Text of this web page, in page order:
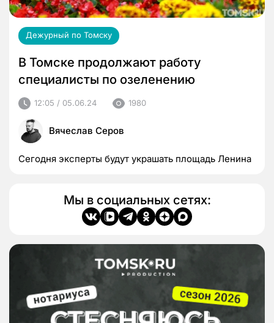
Дежурный по Томску
В Томске продолжают работу
специалисты по озеленению
12:05 / 05.06.24 1980
Вячеслав Серов
Сегодня эксперты будут украшать площадь Ленина
Мы в социальных сетях: